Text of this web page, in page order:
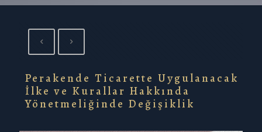
Perakende Ticarette Uygulanacak
İlke ve Kurallar Hakkında
Yönetmeliğinde Değişiklik